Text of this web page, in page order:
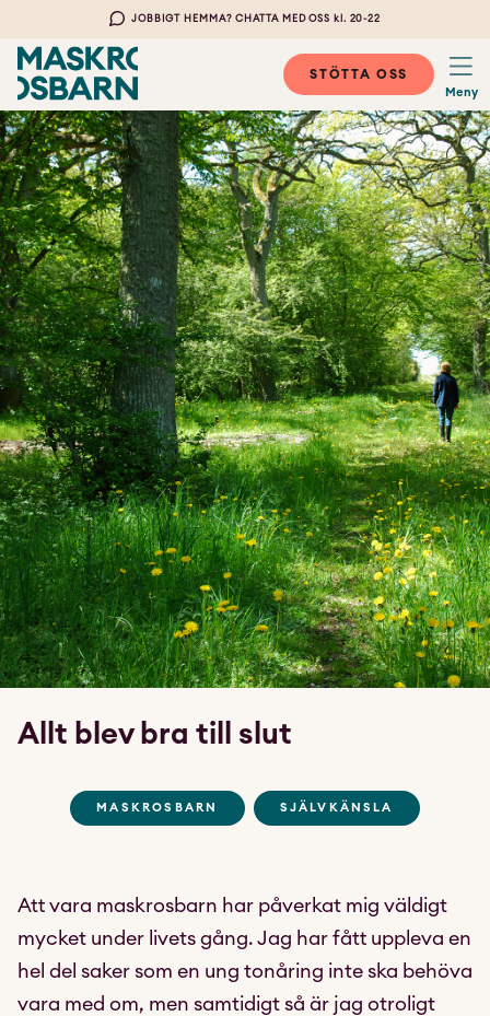
JOBBIGT HEMMA? CHATTA MED OSS kl. 20-22
STÖTTA OSS
Meny
Allt blev bra till slut
MASKROSBARN SJÄLVKÄNSLA
Att vara maskrosbarn har påverkat mig väldigt
mycket under livets gång. Jag har fått uppleva en
hel del saker som en ung tonåring inte ska behöva
vara med om, men samtidigt så är jag otroligt